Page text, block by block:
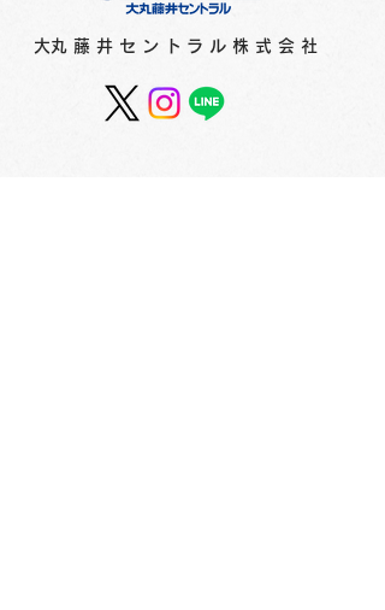
フィリピンのインクメー
​大丸藤井セントラル株式会社